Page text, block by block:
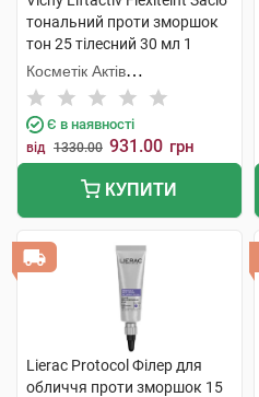
тональний проти зморшок
тон 25 тілесний 30 мл 1
флакон
Косметік Актів
Інтернаціональ
Є в наявності
від 1330.00 931.00 грн
КУПИТИ
Lierac Protocol Філер для
обличчя проти зморшок 15